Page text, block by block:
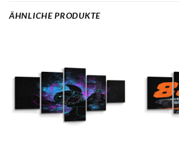
ÄHNLICHE PRODUKTE